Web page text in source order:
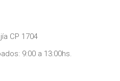
CP 1704
9:00 a 13:00hs.